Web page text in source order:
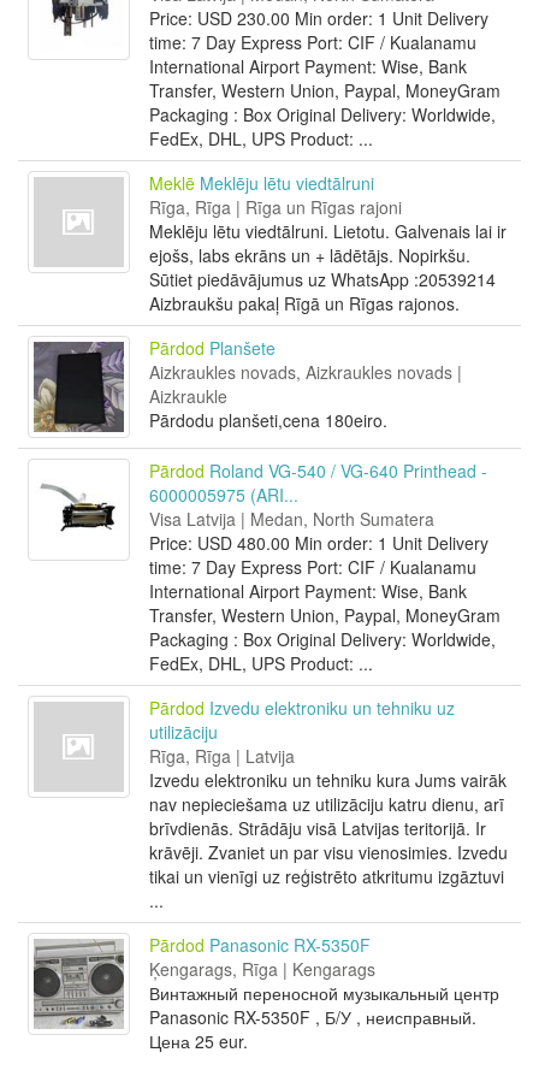
Price: USD 230.00 Min order: 1 Unit Delivery
time: 7 Day Express Port: CIF / Kualanamu
International Airport Payment: Wise, Bank
Transfer, Western Union, Paypal, MoneyGram
Packaging : Box Original Delivery: Worldwide,
FedEx, DHL, UPS Product: ...
Meklē Meklēju lētu viedtālruni
Rīga, Rīga | Rīga un Rīgas rajoni
Meklēju lētu viedtālruni. Lietotu. Galvenais lai ir
ejošs, labs ekrāns un + lādētājs. Nopirkšu.
Sūtiet piedāvājumus uz WhatsApp :20539214
Aizbraukšu pakaļ Rīgā un Rīgas rajonos.
Pārdod Planšete
Aizkraukles novads, Aizkraukles novads |
Aizkraukle
Pārdodu planšeti,cena 180eiro.
Pārdod Roland VG-540 / VG-640 Printhead -
6000005975 (ARI...
Visa Latvija | Medan, North Sumatera
Price: USD 480.00 Min order: 1 Unit Delivery
time: 7 Day Express Port: CIF / Kualanamu
International Airport Payment: Wise, Bank
Transfer, Western Union, Paypal, MoneyGram
Packaging : Box Original Delivery: Worldwide,
FedEx, DHL, UPS Product: ...
Pārdod Izvedu elektroniku un tehniku uz
utilizāciju
Rīga, Rīga | Latvija
Izvedu elektroniku un tehniku kura Jums vairāk
nav nepieciešama uz utilizāciju katru dienu, arī
brīvdienās. Strādāju visā Latvijas teritorijā. Ir
krāvēji. Zvaniet un par visu vienosimies. Izvedu
tikai un vienīgi uz reģistrēto atkritumu izgāztuvi
...
Pārdod Panasonic RX-5350F
Ķengarags, Rīga | Kengarags
Винтажный переносной музыкальный центр
Panasonic RX-5350F , Б/У , неисправный.
Цена 25 eur.